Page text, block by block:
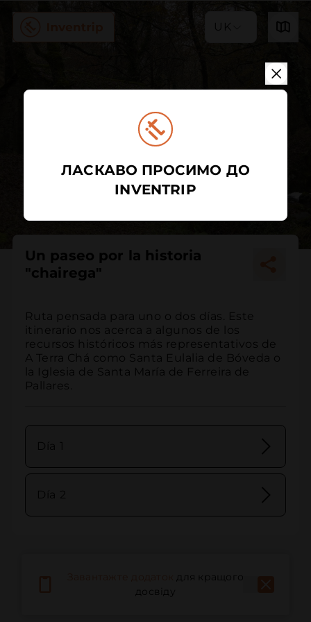
UK
Un paseo por la historia
"chairega"
Ruta pensada para uno o dos días. Este
itinerario nos acerca a algunos de los
recursos históricos más representativos de
A Terra Chá como Santa Eulalia de Bóveda o
la Iglesia de Santa María de Ferreira de
Pallares.
для кращого
досвіду
ЛАСКАВО ПРОСИМО ДО
INVENTRIP